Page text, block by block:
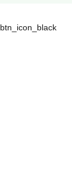
btn_icon_black